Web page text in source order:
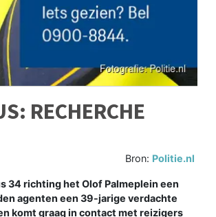
RECHERCHE
Bron: Politie.nl
34 richting het Olof Palmeplein een
agenten een 39-jarige verdachte
komt graag in contact met reizigers